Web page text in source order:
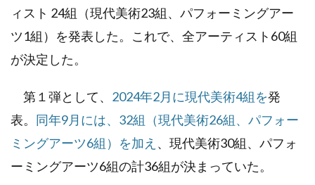
ィスト 24組（現代美術23組、パフォーミングアー
ツ1組）を発表した。これで、全アーティスト60組
が決定した。
第１弾として、 2024年2月に現代美術4組を発
表。 同年9月には、32組（現代美術26組、パフォー
ミングアーツ6組）を加え 、現代美術30組、パフォ
ーミングアーツ6組の計36組が決まっていた。